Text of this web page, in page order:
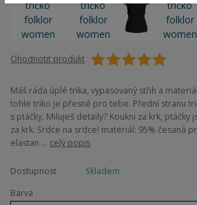
Ohodnotit produkt
Máš ráda úplé trika, vypasovaný střih a
tohle triko je přesně pro tebe. Přední stranu
s ptáčky. Miluješ detaily? Koukni za krk, ptáčky
za krk. Srdce na srdce! materiál: 95% česaná
elastan ... celý popis
Dostupnost
Skladem
Barva